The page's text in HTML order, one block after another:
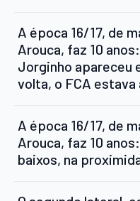
A época 16/17, de
Arouca, faz 10
Jorginho apareceu
volta, o FCA
A época 16/17, de
Arouca, faz 10
baixos, na